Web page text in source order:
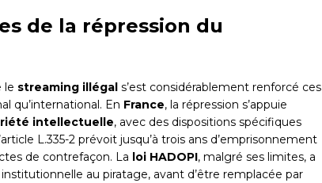
de la répression du
le streaming illégal s’est considérablement renforcé ces
qu’international. En France, la répression s’appuie
intellectuelle, avec des dispositions spécifiques
L.335-2 prévoit jusqu’à trois ans d’emprisonnement
de contrefaçon. La loi HADOPI, malgré ses limites, a
au piratage, avant d’être remplacée par